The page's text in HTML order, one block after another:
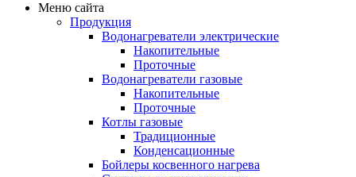
Меню сайта
Продукция
Водонагреватели электрические
Накопительные
Проточные
Водонагреватели газовые
Накопительные
Проточные
Котлы газовые
Традиционные
Конденсационные
Бойлеры косвенного нагрева